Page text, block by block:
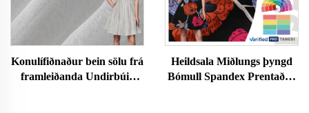
Konulífiðnaður bein sölu frá
framleiðanda Undirbúið
Heildsala Miðlungs þyngd
Bómull Spandex Prentaður